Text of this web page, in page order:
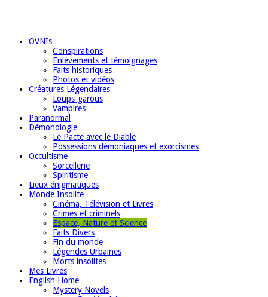
OVNIs
Conspirations
Enlèvements et témoignages
Faits historiques
Photos et vidéos
Créatures Légendaires
Loups-garous
Vampires
Paranormal
Démonologie
Le Pacte avec le Diable
Possessions démoniaques et exorcismes
Occultisme
Sorcellerie
Spiritisme
Lieux énigmatiques
Monde Insolite
Cinéma, Télévision et Livres
Crimes et criminels
Espace, Nature et Science
Faits Divers
Fin du monde
Légendes Urbaines
Morts insolites
Mes Livres
English Home
Mystery Novels